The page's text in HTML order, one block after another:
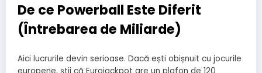
De ce Powerball Este Diferit
(Întrebarea de Miliarde)
Aici lucrurile devin serioase. Dacă ești obișnuit cu jocurile
europene, știi că Eurojackpot are un plafon de 120